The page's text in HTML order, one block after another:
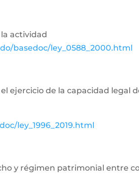
actividad
basedoc/ley_0588_2000.html
ejercicio de la capacidad legal
ley_1996_2019.html
y régimen patrimonial entre